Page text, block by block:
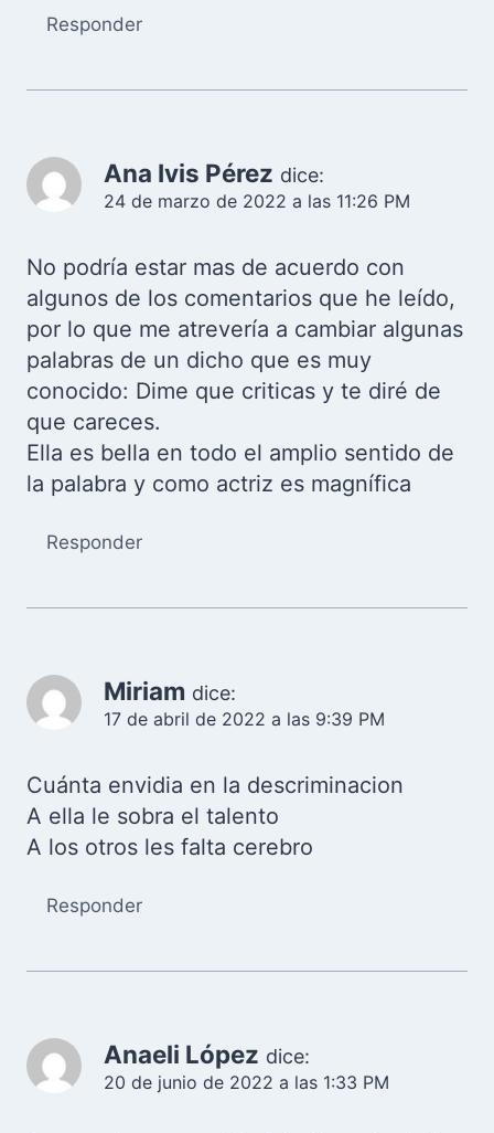
Responder
Ana Ivis Pérez dice:
24 de marzo de 2022 a las 11:26 PM
No podría estar mas de acuerdo con
algunos de los comentarios que he leído,
por lo que me atrevería a cambiar algunas
palabras de un dicho que es muy
conocido: Dime que criticas y te diré de
que careces.
Ella es bella en todo el amplio sentido de
la palabra y como actriz es magnífica
Responder
Miriam dice:
17 de abril de 2022 a las 9:39 PM
Cuánta envidia en la descriminacion
A ella le sobra el talento
A los otros les falta cerebro
Responder
Anaeli López dice:
20 de junio de 2022 a las 1:33 PM